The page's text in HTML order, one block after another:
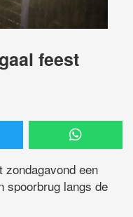
feest
zondagavond een
spoorbrug langs de